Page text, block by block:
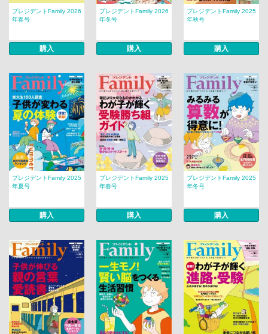
プレジデントFamily 2026
年春号
購入
プレジデントFamily 2026
年冬号
購入
プレジデントFamily 2025
年秋号
購入
プレジデントFamily 2025
年夏号
購入
プレジデントFamily 2025
年春号
購入
プレジデントFamily 2025
年冬号
購入